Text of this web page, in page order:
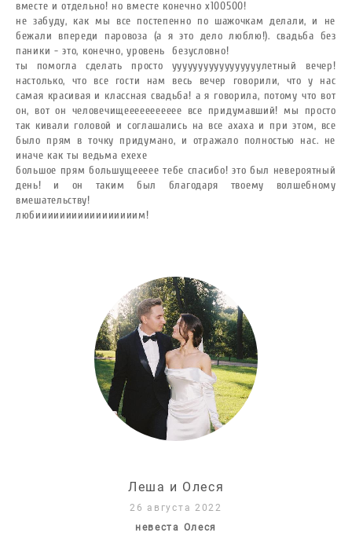
вместе и отдельно! но вместе конечно х100500!
не забуду, как мы все постепенно по шажочкам делали, и не
бежали впереди паровоза (а я это дело люблю!). свадьба без
паники - это, конечно, уровень безусловно!
ты помогла сделать просто ууууууууууууууууулетный вечер!
настолько, что все гости нам весь вечер говорили, что у нас
самая красивая и классная свадьба! а я говорила, потому что вот
он, вот он человечищеееееееееее все придумавший! мы просто
так кивали головой и соглашались на все ахаха и при этом, все
было прям в точку придумано, и отражало полностью нас. не
иначе как ты ведьма ехехе
большое прям большущеееее тебе спасибо! это был невероятный
день! и он таким был благодаря твоему волшебному
вмешательству!
любииииииииииииииииим!
Леша и Олеся
26 августа 2022
невеста Олеся